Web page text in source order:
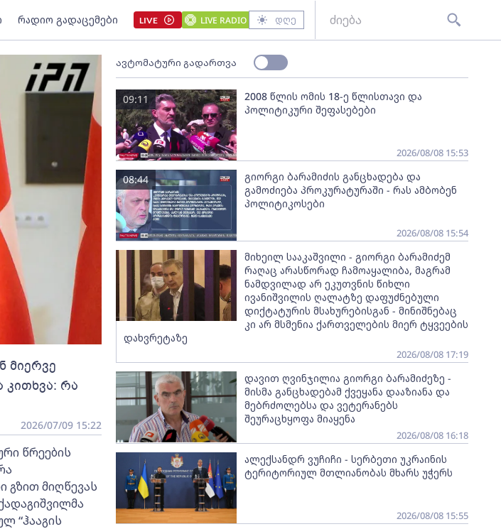
რადიო გადაცემები LIVE LIVE RADIO დღე
მიერვე
კითხვა: რა
2026/07/09 15:22
წრეების
გზით მიღწევას
“ჰააგის
ავტომატური გადართვა
2008 წლის ომის 18-ე წლისთავი და
პოლიტიკური შეფასებები
09:11
2026/08/08 15:53
გიორგი ბარამიძის განცხადება და
გამოძიება პროკურატურაში - რას ამბობენ
პოლიტიკოსები
08:44
2026/08/08 15:54
მიხეილ სააკაშვილი - გიორგი ბარამიძემ
რაღაც არასწორად ჩამოაყალიბა, მაგრამ
ნამდვილად არ ეკუთვნის წიხლი
ივანიშვილის ღალატზე დაფუძნებული
დიქტატურის მსახურებისგან - მინიშნებაც
კი არ მსმენია ქართველების მიერ ტყვეების
დახვრეტაზე
2026/08/08 17:19
დავით ღვინჯილია გიორგი ბარამიძეზე -
მისმა განცხადებამ ქვეყანა დააზიანა და
მებრძოლებსა და ვეტერანებს
შეურაცხყოფა მიაყენა
2026/08/08 16:18
ალექსანდრ ვუჩიჩი - სერბეთი უკრაინის
ტერიტორიულ მთლიანობას მხარს უჭერს
2026/08/08 15:55